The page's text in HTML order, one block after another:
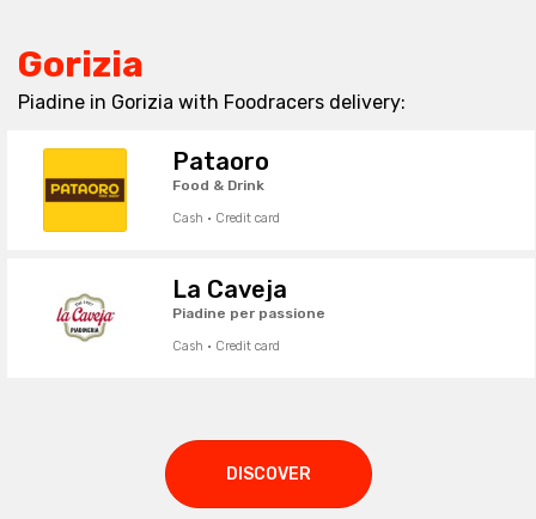
Gorizia
Piadine in Gorizia with Foodracers delivery:
Pataoro
Food & Drink
Cash · Credit card
La Caveja
Piadine per passione
Cash · Credit card
DISCOVER